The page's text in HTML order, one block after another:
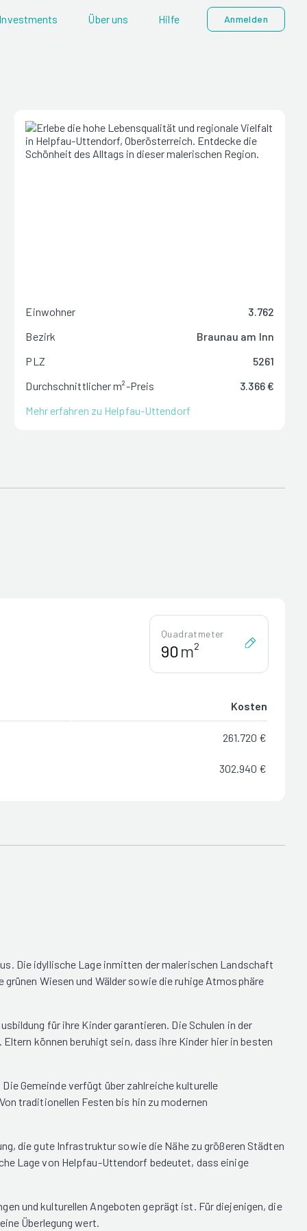
Investments Über uns Hilfe Anmelden
Einwohner
3.762
Bezirk
Braunau am Inn
PLZ
5261
Durchschnittlicher m²-Preis
3.366 €
Mehr erfahren zu Helpfau-Uttendorf
Quadratmeter
m²
Kosten
261.720 €
302.940 €
Die idyllische Lage inmitten der malerischen Landschaft
Wiesen und Wälder sowie die ruhige Atmosphäre
für ihre Kinder garantieren. Die Schulen in der
können beruhigt sein, dass ihre Kinder hier in besten
Gemeinde verfügt über zahlreiche kulturelle
traditionellen Festen bis hin zu modernen
die gute Infrastruktur sowie die Nähe zu größeren Städten
Lage von Helpfau-Uttendorf bedeutet, dass einige
und kulturellen Angeboten geprägt ist. Für diejenigen, die
Überlegung wert.